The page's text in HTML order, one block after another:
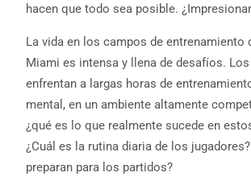
hacen que todo sea posible.
La vida en los campos de entrenamiento
Miami es intensa y llena de desafíos.
enfrentan a largas horas de
mental, en un ambiente altamente
¿qué es lo que realmente sucede en
¿Cuál es la rutina diaria de los
preparan para los partidos?